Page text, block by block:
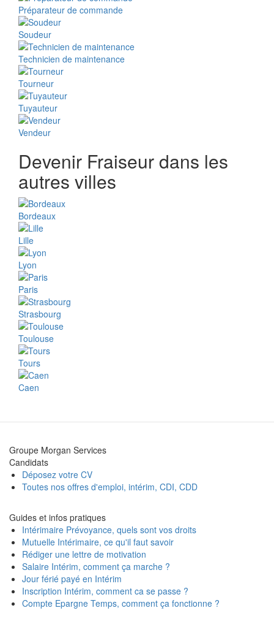
Préparateur de commande
Soudeur
Technicien de maintenance
Tourneur
Tuyauteur
Vendeur
Devenir Fraiseur dans les
autres villes
Bordeaux
Lille
Lyon
Paris
Strasbourg
Toulouse
Tours
Caen
Groupe Morgan Services
Candidats
Déposez votre CV
Toutes nos offres d'emploi, intérim, CDI, CDD
Guides et infos pratiques
Intérimaire Prévoyance, quels sont vos droits
Mutuelle Intérimaire, ce qu'il faut savoir
Rédiger une lettre de motivation
Salaire Intérim, comment ça marche ?
Jour férié payé en Intérim
Inscription Intérim, comment ca se passe ?
Compte Epargne Temps, comment ça fonctionne ?